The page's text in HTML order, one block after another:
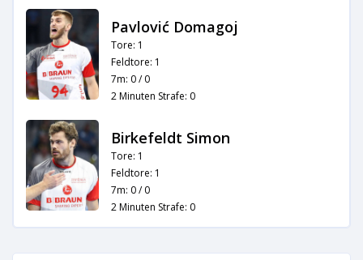
Pavlović Domagoj
Tore: 1
Feldtore: 1
7m: 0 / 0
2 Minuten Strafe: 0
Birkefeldt Simon
Tore: 1
Feldtore: 1
7m: 0 / 0
2 Minuten Strafe: 0